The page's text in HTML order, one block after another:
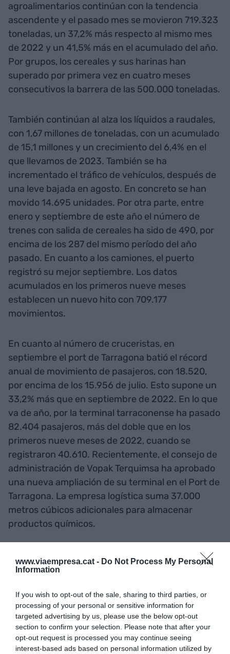
www.viaempresa.cat - Do Not Process My Personal
Information
If you wish to opt-out of the sale, sharing to third parties, or
processing of your personal or sensitive information for
targeted advertising by us, please use the below opt-out
section to confirm your selection. Please note that after your
opt-out request is processed you may continue seeing
interest-based ads based on personal information utilized by
agroalimentarios continúan con la tendencia
ascendente y el pasado mes se movieron 719.323
toneladas, un 37,2% más respecto al mismo mes
de 2022 y un 41,5% más en el acumulado del año.
Por grupos, los cereales y sus harinas han
superado por primera vez en cuatro meses
consecutivos la barrera de las 500.000 toneladas.
También continúan al alza los líquidos a raudales,
con 1,67 millones de toneladas, con un acumulado
de 15,1 millones y un crecimiento del 6,4% en el
que llevamos de 2023. También se ha
incrementado el tráfico de vehículos, después de
una leve bajada en agosto. En concreto se han
movido 14.695 unidades. Por otra parte, entre
enero y septiembre de este año el número de
trenes con salida de cereales ha sido de 490, por
encima de los 287 del mismo período del año
pasado. En cuanto a los camiones, el puerto
registró su mejor septiembre. Los datos
acumulados en los primeros nueve meses
establecen un nuevo hito con 709.177
movimientos.
En cuanto al número de cruceristas, en
septiembre el port de Tarragona batió el récord
anual de movimiento de pasajeros, con 18.520,
por encima de los 15.956 de julio. Esto supone un
33,2% más que en septiembre de 2022. En lo que
va de año, por la terminal tarraconense ha pasado
82.404 pasajeros, más del doble que en los
primeros nueve meses de 2022, cuando se
registraron 40.610. Recientemente, el consejo de
administración de Vopak Terquimsa ha aprobado
una nueva ampliación de su terminal en el Port de
Tarragona. La empresa logística suma 37.000
metros cúbicos adicionales para almacenar
productos químicos.
La previsión es que las obras comiencen durante
el 2024 y el almacén esté operativo dos años más
Vopak ha movilizado 72 millones de euros en el
equipamiento del sur de Catalunya. "La apuesta
por Tarragona nos consolida como el socio de
referencia de la industria química en su proceso
de descarbonización", describe Eduardo Sañudo.